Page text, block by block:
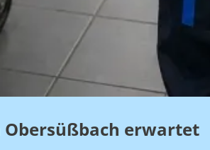
Obersüßbach erwartet